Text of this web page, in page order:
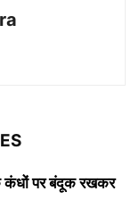
कंधों पर बंदूक रखकर